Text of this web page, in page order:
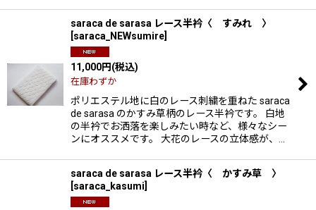
saraca de sarasa レース半衿〈 すみれ 〉
saraca_NEWsumire
11,000円(税込)
在庫わずか
ポリエステル地に白のレース刺繍を重ねた saraca
de sarasa のかすみ草柄のレース半衿です。 白地
の半衿でお洒落を楽しみたい時など、様々なシー
ンにオススメです。 大花のレースの立体感が、…
saraca de sarasa レース半衿〈 かすみ草 〉
saraca_kasumi